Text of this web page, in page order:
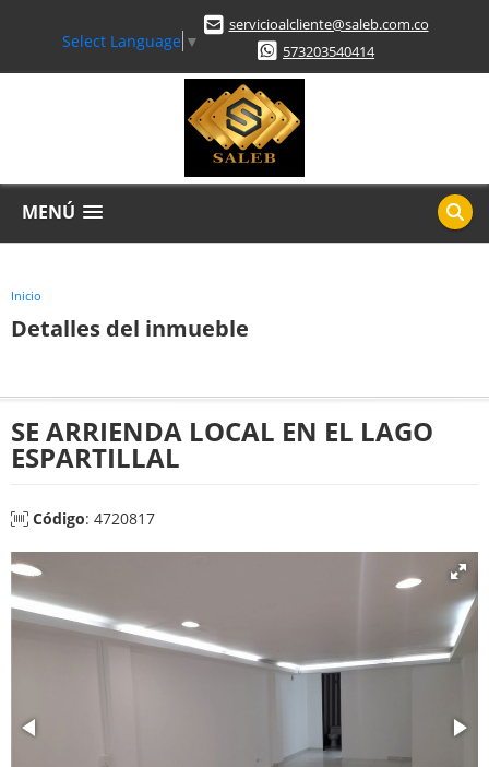
Select Language ▼
servicioalcliente@saleb.com.co
573203540414
MENÚ
Inicio
Detalles del inmueble
SE ARRIENDA LOCAL EN EL LAGO
ESPARTILLAL
Código: 4720817